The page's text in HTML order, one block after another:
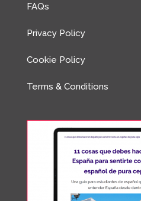
FAQs
Privacy Policy
Cookie Policy
Terms & Conditions